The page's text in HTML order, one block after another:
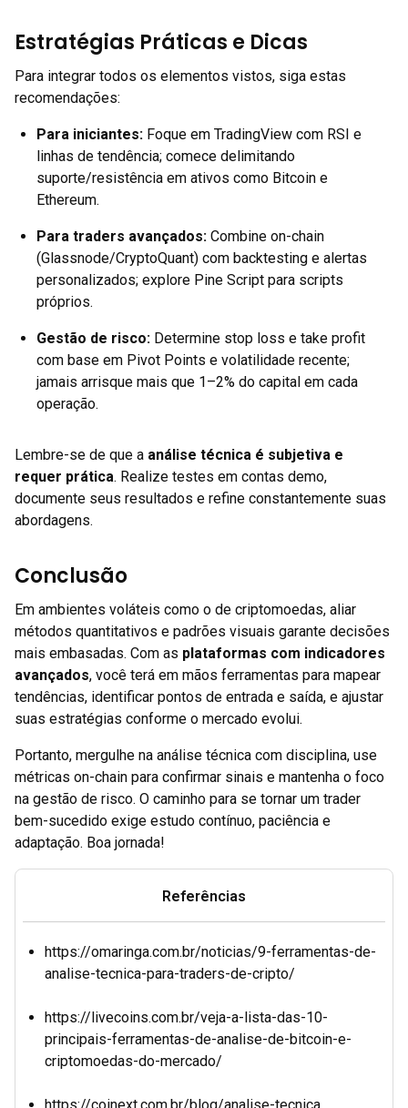
Estratégias Práticas e Dicas
Para integrar todos os elementos vistos, siga estas
recomendações:
Para iniciantes: Foque em TradingView com RSI e
linhas de tendência; comece delimitando
suporte/resistência em ativos como Bitcoin e
Ethereum.
Para traders avançados: Combine on-chain
(Glassnode/CryptoQuant) com backtesting e alertas
personalizados; explore Pine Script para scripts
próprios.
Gestão de risco: Determine stop loss e take profit
com base em Pivot Points e volatilidade recente;
jamais arrisque mais que 1–2% do capital em cada
operação.
Lembre-se de que a análise técnica é subjetiva e
requer prática. Realize testes em contas demo,
documente seus resultados e refine constantemente suas
abordagens.
Conclusão
Em ambientes voláteis como o de criptomoedas, aliar
métodos quantitativos e padrões visuais garante decisões
mais embasadas. Com as plataformas com indicadores
avançados, você terá em mãos ferramentas para mapear
tendências, identificar pontos de entrada e saída, e ajustar
suas estratégias conforme o mercado evolui.
Portanto, mergulhe na análise técnica com disciplina, use
métricas on-chain para confirmar sinais e mantenha o foco
na gestão de risco. O caminho para se tornar um trader
bem-sucedido exige estudo contínuo, paciência e
adaptação. Boa jornada!
Referências
https://omaringa.com.br/noticias/9-ferramentas-de-
analise-tecnica-para-traders-de-cripto/
https://livecoins.com.br/veja-a-lista-das-10-
principais-ferramentas-de-analise-de-bitcoin-e-
criptomoedas-do-mercado/